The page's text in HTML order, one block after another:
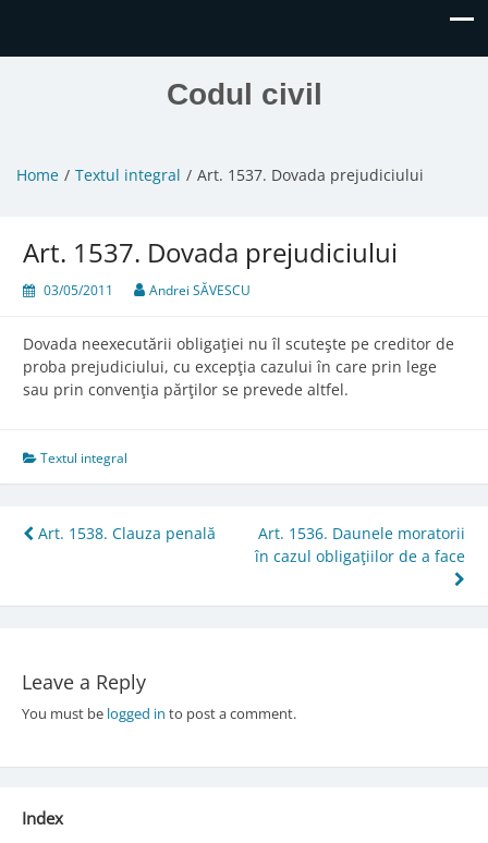
Codul civil
Home Textul integral Art. 1537. Dovada prejudiciului
Art. 1537. Dovada prejudiciului
03/05/2011 Andrei SĂVESCU
Dovada neexecutării obligaţiei nu îl scuteşte pe creditor de
proba prejudiciului, cu excepţia cazului în care prin lege
sau prin convenţia părţilor se prevede altfel.
Textul integral
Post
Art. 1538. Clauza penală
Art. 1536. Daunele moratorii
în cazul obligaţiilor de a face
Leave a Reply
You must be logged in to post a comment.
Index